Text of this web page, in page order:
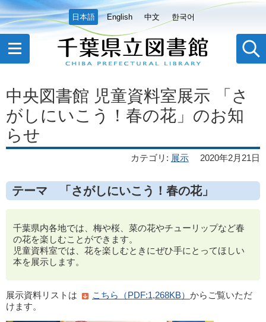
日本語 English 中文 한국어
中央図書館 児童資料室展示 「さ
がしにいこう！春の花」のお知
らせ
カテゴリ : 展示 2020年2月21日
テーマ 「さがしにいこう！春の花」
千葉県内各地では、梅や桜、菜の花やチューリップなど春
の花を楽しむことができます。
児童資料室では、花を楽しむときにぜひ手にとってほしい
本を展示します。
展示資料リストは こちら（PDF:1,268KB） からご覧いただ
けます。